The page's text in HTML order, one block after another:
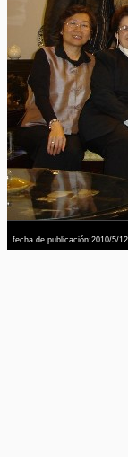
fecha de publicación:2010/5/12